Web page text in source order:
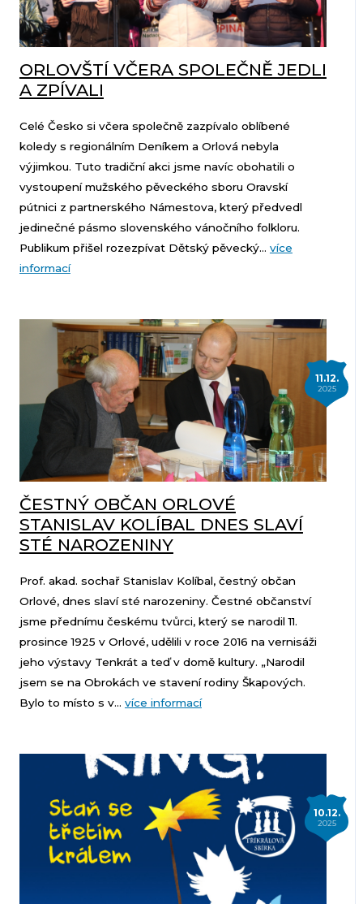
ORLOVŠTÍ VČERA SPOLEČNĚ JEDLI
A ZPÍVALI
Celé Česko si včera společně zazpívalo oblíbené
koledy s regionálním Deníkem a Orlová nebyla
výjimkou. Tuto tradiční akci jsme navíc obohatili o
vystoupení mužského pěveckého sboru Oravskí
pútnici z partnerského Námestova, který předvedl
jedinečné pásmo slovenského vánočního folkloru.
Publikum přišel rozezpívat Dětský pěvecký... více
informací
11.12.
2025
ČESTNÝ OBČAN ORLOVÉ
STANISLAV KOLÍBAL DNES SLAVÍ
STÉ NAROZENINY
Prof. akad. sochař Stanislav Kolíbal, čestný občan
Orlové, dnes slaví sté narozeniny. Čestné občanství
jsme přednímu českému tvůrci, který se narodil 11.
prosince 1925 v Orlové, udělili v roce 2016 na vernisáži
jeho výstavy Tenkrát a teď v domě kultury. „Narodil
jsem se na Obrokách ve stavení rodiny Škapových.
Bylo to místo s v... více informací
10.12.
2025